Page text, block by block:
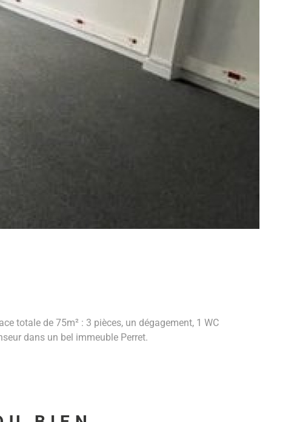
totale de 75m² : 3 pièces, un dégagement, 1 WC
dans un bel immeuble Perret.